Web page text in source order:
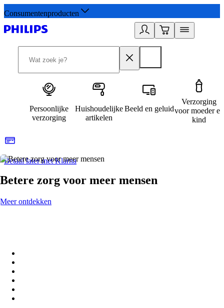
Consumentenproducten
Persoonlijke
verzorging
Huishoudelijke
artikelen
Beeld en geluid
Verzorging
voor moeder en
kind
Betaal later met Klarna
Betere zorg voor meer mensen
Meer ontdekken